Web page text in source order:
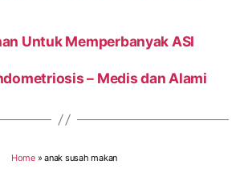
Untuk Memperbanyak ASI
– Medis dan Alami
Home»anak susah makan